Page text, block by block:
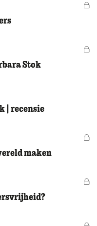
Stok
| recensie
maken